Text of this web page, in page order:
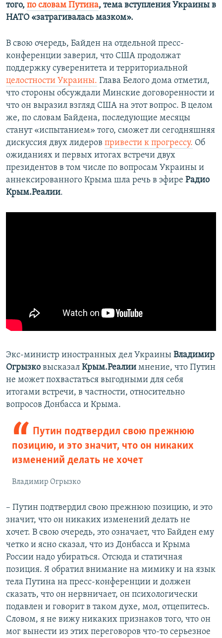
того, по словам Путина, тема вступления Украины в
НАТО «затрагивалась мазком».
В свою очередь, Байден на отдельной пресс-
конференции заверил, что США продолжат
поддержку суверенитета и территориальной
целостности Украины. Глава Белого дома отметил,
что стороны обсуждали Минские договоренности и
что он выразил взгляд США на этот вопрос. В целом
же, по словам Байдена, последующие месяцы
станут «испытанием» того, сможет ли сегодняшняя
дискуссия двух лидеров привести к прогрессу. Об
ожиданиях и первых итогах встречи двух
президентов в том числе по вопросам Украины и
аннексированного Крыма шла речь в эфире Радио
Крым.Реалии.
Экс-министр иностранных дел Украины Владимир
Огрызко высказал Крым.Реалии мнение, что Путин
не может похвастаться выгодными для себя
итогами встречи, в частности, относительно
вопросов Донбасса и Крыма.
Путин подтвердил свою прежнюю
позицию, и это значит, что он никаких
изменений делать не хочет
Владимир Огрызко
– Путин подтвердил свою прежнюю позицию, и это
значит, что он никаких изменений делать не
хочет. В свою очередь, это означает, что Байден ему
четко и ясно сказал, что из Донбасса и Крыма
России надо убираться. Отсюда и статичная
позиция. Я обратил внимание на мимику и на язык
тела Путина на пресс-конференции и должен
сказать, что он нервничает, он психологически
подавлен и говорит в таком духе, мол, отцепитесь.
Словом, я не вижу никаких признаков того, что он
мог вынести из этих переговоров что-то серьезное